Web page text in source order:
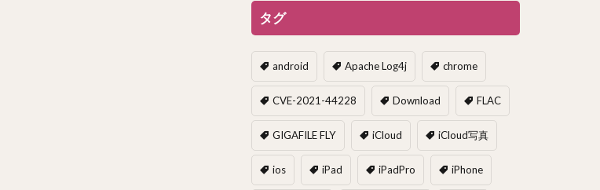
タグ
android Apache Log4j chrome
CVE-2021-44228 Download FLAC
GIGAFILE FLY iCloud iCloud写真
ios iPad iPadPro iPhone